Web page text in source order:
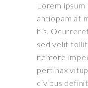
Lorem
antiopam at
his.
sed velit
nemore
pertinax
civibus